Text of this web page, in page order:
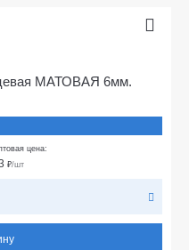
МАТОВАЯ 6мм.
цена:
₽/шт